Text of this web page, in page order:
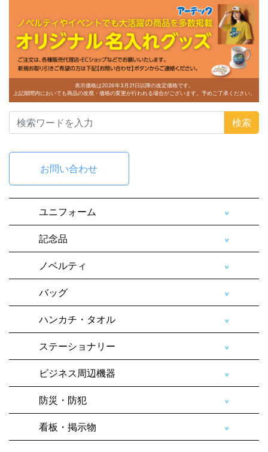
表示価格は2026年3月21日以降の改定価格です。
上記期間内においても商品の改廃・価格の変更が行われる場合がございます。予めご了承ください。
検索
お問い合わせ
ユニフォーム
記念品
ノベルティ
バッグ
ハンカチ・タオル
ステーショナリー
ビジネス周辺機器
防災・防犯
看板・掲示物